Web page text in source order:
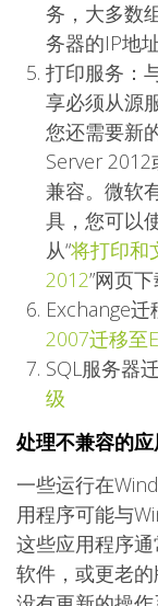
务，大多数
务器的IP地
打印服务：
享必须从源
您还需要新
Server
兼容。微软
具，您可以
从“将打印和
2012”网页下
Exchange
2007迁移至
SQL服务器
级
处理不兼容的
一些运行在
用程序可能与
这些应用程序
软件，或更老的